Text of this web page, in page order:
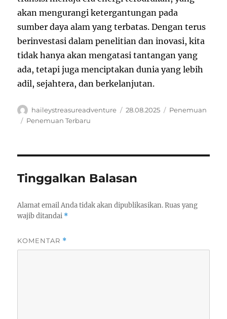
akan mengurangi ketergantungan pada
sumber daya alam yang terbatas. Dengan terus
berinvestasi dalam penelitian dan inovasi, kita
tidak hanya akan mengatasi tantangan yang
ada, tetapi juga menciptakan dunia yang lebih
adil, sejahtera, dan berkelanjutan.
Author
haileystreasureadventure
Posted
28.08.2025 Categories
Penemuan
Tags
Penemuan Terbaru
Tinggalkan Balasan
Alamat email Anda tidak akan dipublikasikan. Ruas yang
wajib ditandai *
KOMENTAR *